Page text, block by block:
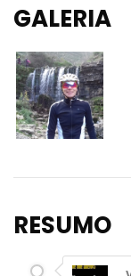
GALERIA
RESUMO